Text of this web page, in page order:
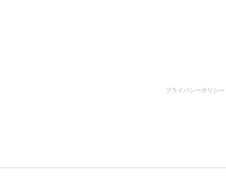
プライバシーポリシー